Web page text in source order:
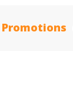
Promotions